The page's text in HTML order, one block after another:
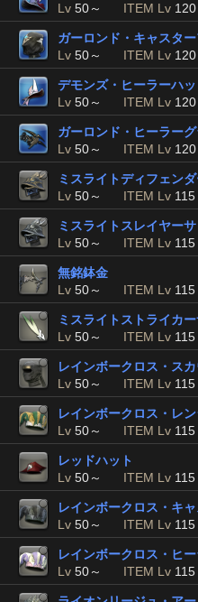
Lv 50～ ITEM Lv 120
ガーロンド・キャスタ
Lv 50～ ITEM Lv 120
デモンズ・ヒーラーハッ
Lv 50～ ITEM Lv 120
ガーロンド・ヒーラー
Lv 50～ ITEM Lv 120
ミスライトディフェン
Lv 50～ ITEM Lv 115
ミスライトスレイヤー
Lv 50～ ITEM Lv 115
無銘鉢金
Lv 50～ ITEM Lv 115
ミスライトストライカ
Lv 50～ ITEM Lv 115
レインボークロス・ス
Lv 50～ ITEM Lv 115
レインボークロス・レ
Lv 50～ ITEM Lv 115
レッドハット
Lv 50～ ITEM Lv 115
レインボークロス・キ
Lv 50～ ITEM Lv 115
レインボークロス・ヒ
Lv 50～ ITEM Lv 115